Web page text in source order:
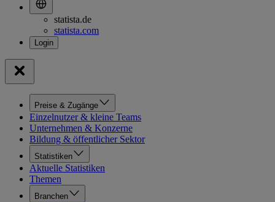
statista.de
statista.com
Preise & Zugänge
Einzelnutzer & kleine Teams
Unternehmen & Konzerne
Bildung & öffentlicher Sektor
Statistiken
Aktuelle Statistiken
Themen
Branchen